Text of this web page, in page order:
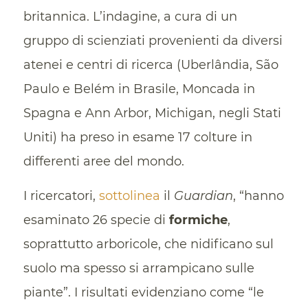
britannica. L’indagine, a cura di un
gruppo di scienziati provenienti da diversi
atenei e centri di ricerca (Uberlândia, São
Paulo e Belém in Brasile, Moncada in
Spagna e Ann Arbor, Michigan, negli Stati
Uniti) ha preso in esame 17 colture in
differenti aree del mondo.
I ricercatori, sottolinea il Guardian, “hanno
esaminato 26 specie di formiche,
soprattutto arboricole, che nidificano sul
suolo ma spesso si arrampicano sulle
piante”. I risultati evidenziano come “le